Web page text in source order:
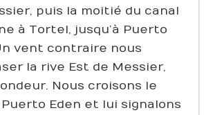
puis la moitié du canal
à Tortel, jusqu’à Puerto
vent contraire nous
la rive Est de Messier,
Nous croisons le
Eden et lui signalons